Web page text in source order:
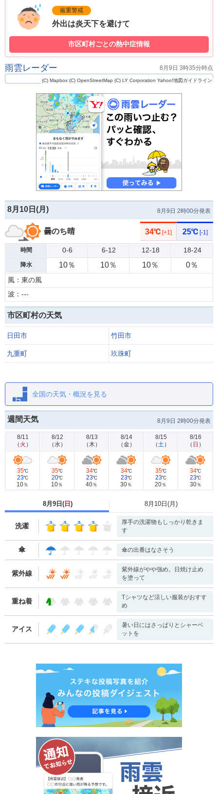
厳重警戒
外出は炎天下を避けて
市区町村ごとの熱中症情報
雨雲レーダー 8月9日 3時35分時点
(C) Mapbox (C) OpenStreetMap (C) LY Corporation Yahoo!地図ガイドライン
8月10日(月 ) 8月9日 2時00分発表
曇のち晴 34℃ [+1] 25℃ [-1]
時間 0-6 6-12 12-18 18-24
降水 10％ 10％ 10％ 0％
風：東の風
波：---
市区町村の天気
日田市 竹田市
九重町 玖珠町
全国の天気・概況を見る
週間天気 8月9日 2時00分発表
8/11
（ 火 ）
8/12
（水）
8/13
（木）
8/14
（金）
8/15
（土）
8/16
（ 日 ）
35℃
23℃
10％
35℃
20℃
10％
34℃
23℃
40％
34℃
23℃
30％
35℃
23℃
20％
34℃
23℃
30％
8月9日(日 ) 8月10日(月 )
洗濯
厚手の洗濯物もしっかり乾きま
す
傘 傘の出番はなさそう
紫外線
紫外線がやや強め。日焼け止め
を塗って
重ね着
Tシャツなど涼しい服装がおすす
め
アイス
暑い日にはさっぱりとシャーベ
ットを